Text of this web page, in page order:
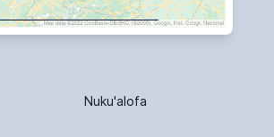
WYŚWIETLANIE MAPY
Nuku'alofa